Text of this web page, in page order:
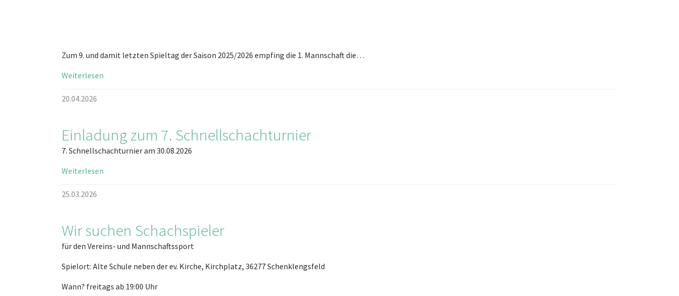
Zum 9. und damit letzten Spieltag der Saison 2025/2026 empfing die 1. Mannschaft die…
Weiterlesen
20.04.2026
Einladung zum 7. Schnellschachturnier
7. Schnellschachturnier am 30.08.2026
Weiterlesen
25.03.2026
Wir suchen Schachspieler
für den Vereins- und Mannschaftssport
Spielort: Alte Schule neben der ev. Kirche, Kirchplatz, 36277 Schenklengsfeld
Wann? freitags ab 19:00 Uhr